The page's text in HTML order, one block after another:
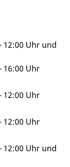
12:00 Uhr und
16:00 Uhr
12:00 Uhr
12:00 Uhr
12:00 Uhr und